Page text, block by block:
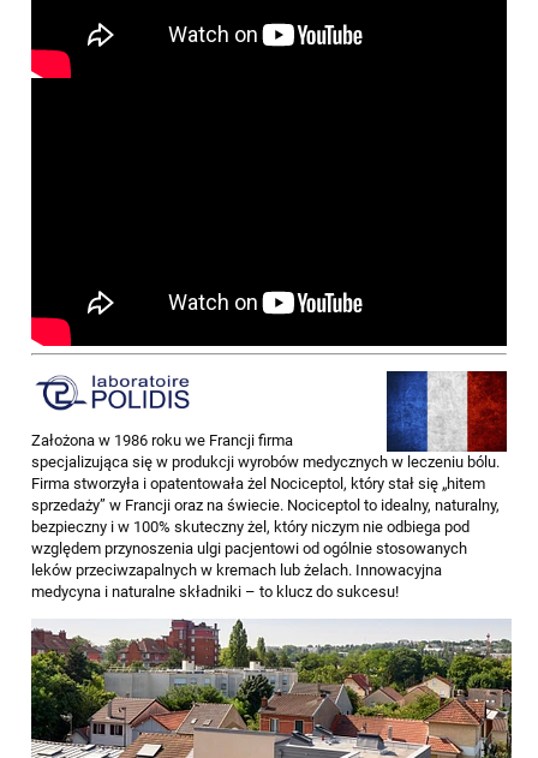
Założona w 1986 roku we Francji firma
specjalizująca się w produkcji wyrobów medycznych w leczeniu bólu.
Firma stworzyła i opatentowała żel Nociceptol, który stał się „hitem
sprzedaży” w Francji oraz na świecie. Nociceptol to idealny, naturalny,
bezpieczny i w 100% skuteczny żel, który niczym nie odbiega pod
względem przynoszenia ulgi pacjentowi od ogólnie stosowanych
leków przeciwzapalnych w kremach lub żelach. Innowacyjna
medycyna i naturalne składniki – to klucz do sukcesu!